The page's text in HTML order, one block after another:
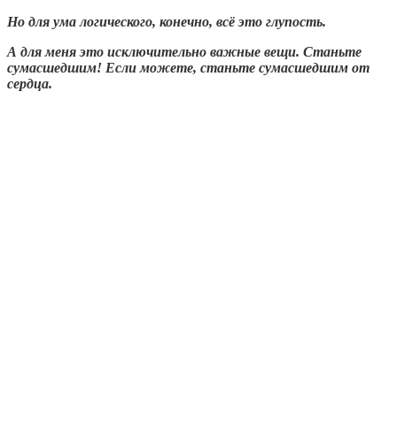
Но для ума логического, конечно, всё это глупость.
А для меня это исключительно важные вещи. Станьте
сумасшедшим! Если можете, станьте сумасшедшим от
сердца.